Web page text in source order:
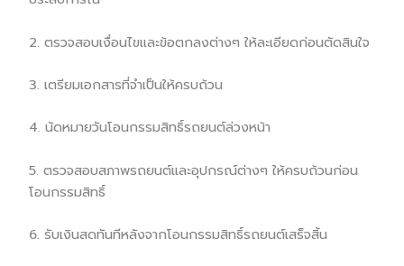
2. ตรวจสอบเงื่อนไขและข้อตกลงต่างๆ ให้ละเอียดก่อนตัดสินใจ
3. เตรียมเอกสารที่จำเป็นให้ครบถ้วน
4. นัดหมายวันโอนกรรมสิทธิ์รถยนต์ล่วงหน้า
5. ตรวจสอบสภาพรถยนต์และอุปกรณ์ต่างๆ ให้ครบถ้วนก่อน
โอนกรรมสิทธิ์
6. รับเงินสดทันทีหลังจากโอนกรรมสิทธิ์รถยนต์เสร็จสิ้น